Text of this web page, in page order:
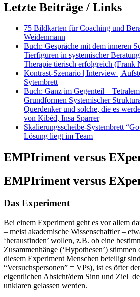
Letzte Beiträge / Links
75 Bildkarten für Coaching und
Weidenmann
Buch: Gespräche mit dem inneren
Tierfiguren in systemischer
Therapie tierisch erfolgreich (Frank
Kontrast-Szenario | Interview |
Sytembrett
Buch: Ganz im Gegenteil –
Grundformen Systemischer
Querdenker und solche, die es
von Kibéd, Insa Sparrer
Skalierungsscheibe-Systembrett
Lösung liegt im Team
EMPIriment versus
EMPIriment versus
Das Experiment
Bei einem Experiment geht es vor allem
– meist akademische Wissenschaftler –
‘herausfinden’ wollen, z.B. ob eine
Zusammenhänge (‘Hypothesen’)
diesem Experiment Menschen beteiligt
“Versuchspersonen” = VPs), ist es öfter
eigentlichen Absicht/dem Sinn und Ziel
unklaren gelassen werden.